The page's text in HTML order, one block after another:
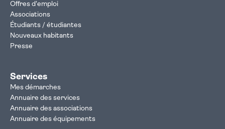
Offres d'emploi
Associations
Étudiants / étudiantes
Nouveaux habitants
Presse
Services
Mes démarches
Annuaire des services
Annuaire des associations
Annuaire des équipements